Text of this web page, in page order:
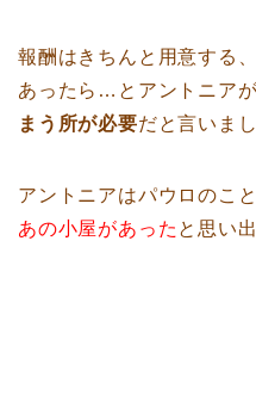
報酬はきちんと用意する
あったら…とアントニア
まう所が必要だと言いまし
アントニアはパウロのこ
あの小屋があった と思い